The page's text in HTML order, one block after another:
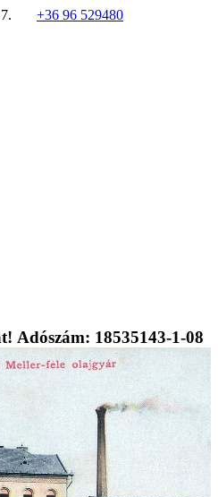
+36 96 529480
Adószám: 18535143-1-08